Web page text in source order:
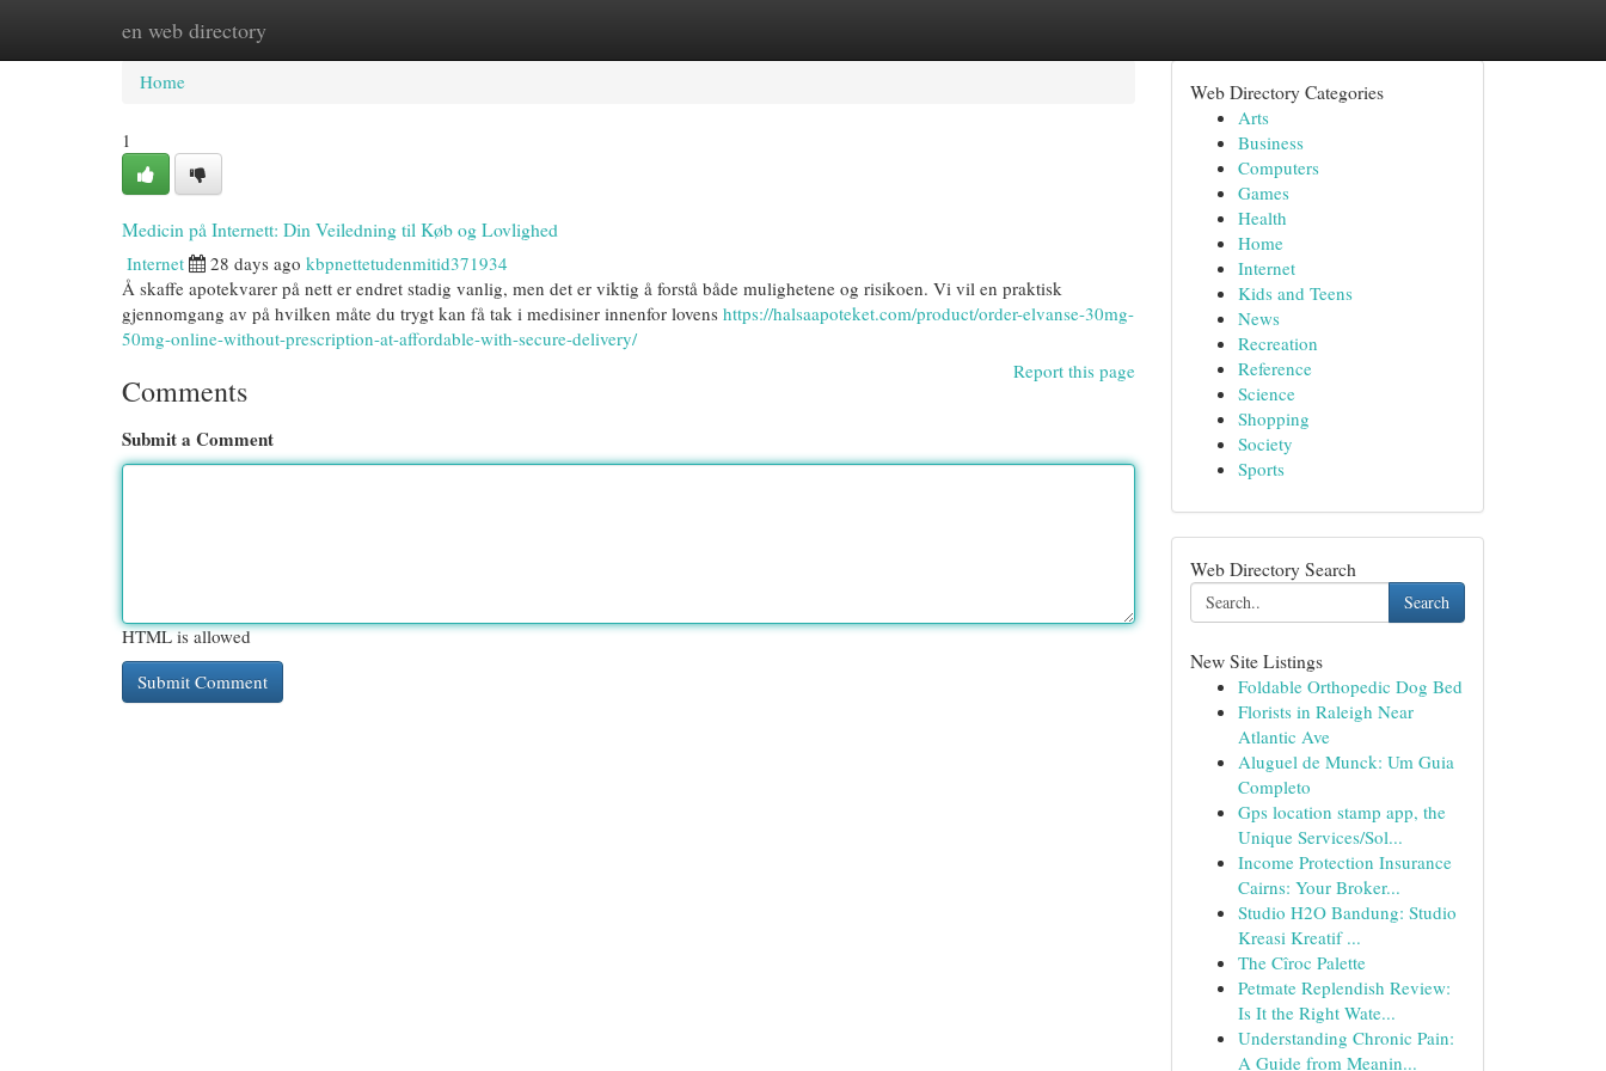
en web directory
Home New Site Listings
Home
1
Medicin på Internett: Din Veiledning til Køb og Lovlighed
Internet 28 days ago kbpnettetudenmitid371934
Å skaffe apotekvarer på nett er endret stadig vanlig, men det er viktig å forstå både mulighetene og risikoen. Vi vil en praktisk
gjennomgang av på hvilken måte du trygt kan få tak i medisiner innenfor lovens https://halsaapoteket.com/product/order-elvanse-30mg-
50mg-online-without-prescription-at-affordable-with-secure-delivery/
Report this page
Comments
Submit a Comment
HTML is allowed
Web Directory Categories
Arts
Business
Computers
Games
Health
Home
Internet
Kids and Teens
News
Recreation
Reference
Science
Shopping
Society
Sports
Web Directory Search
Search
New Site Listings
Foldable Orthopedic Dog Bed
Florists in Raleigh Near
Atlantic Ave
Aluguel de Munck: Um Guia
Completo
Gps location stamp app, the
Unique Services/Sol...
Income Protection Insurance
Cairns: Your Broker...
Studio H2O Bandung: Studio
Kreasi Kreatif ...
The Cîroc Palette
Petmate Replendish Review:
Is It the Right Wate...
Understanding Chronic Pain:
A Guide from Meanin...